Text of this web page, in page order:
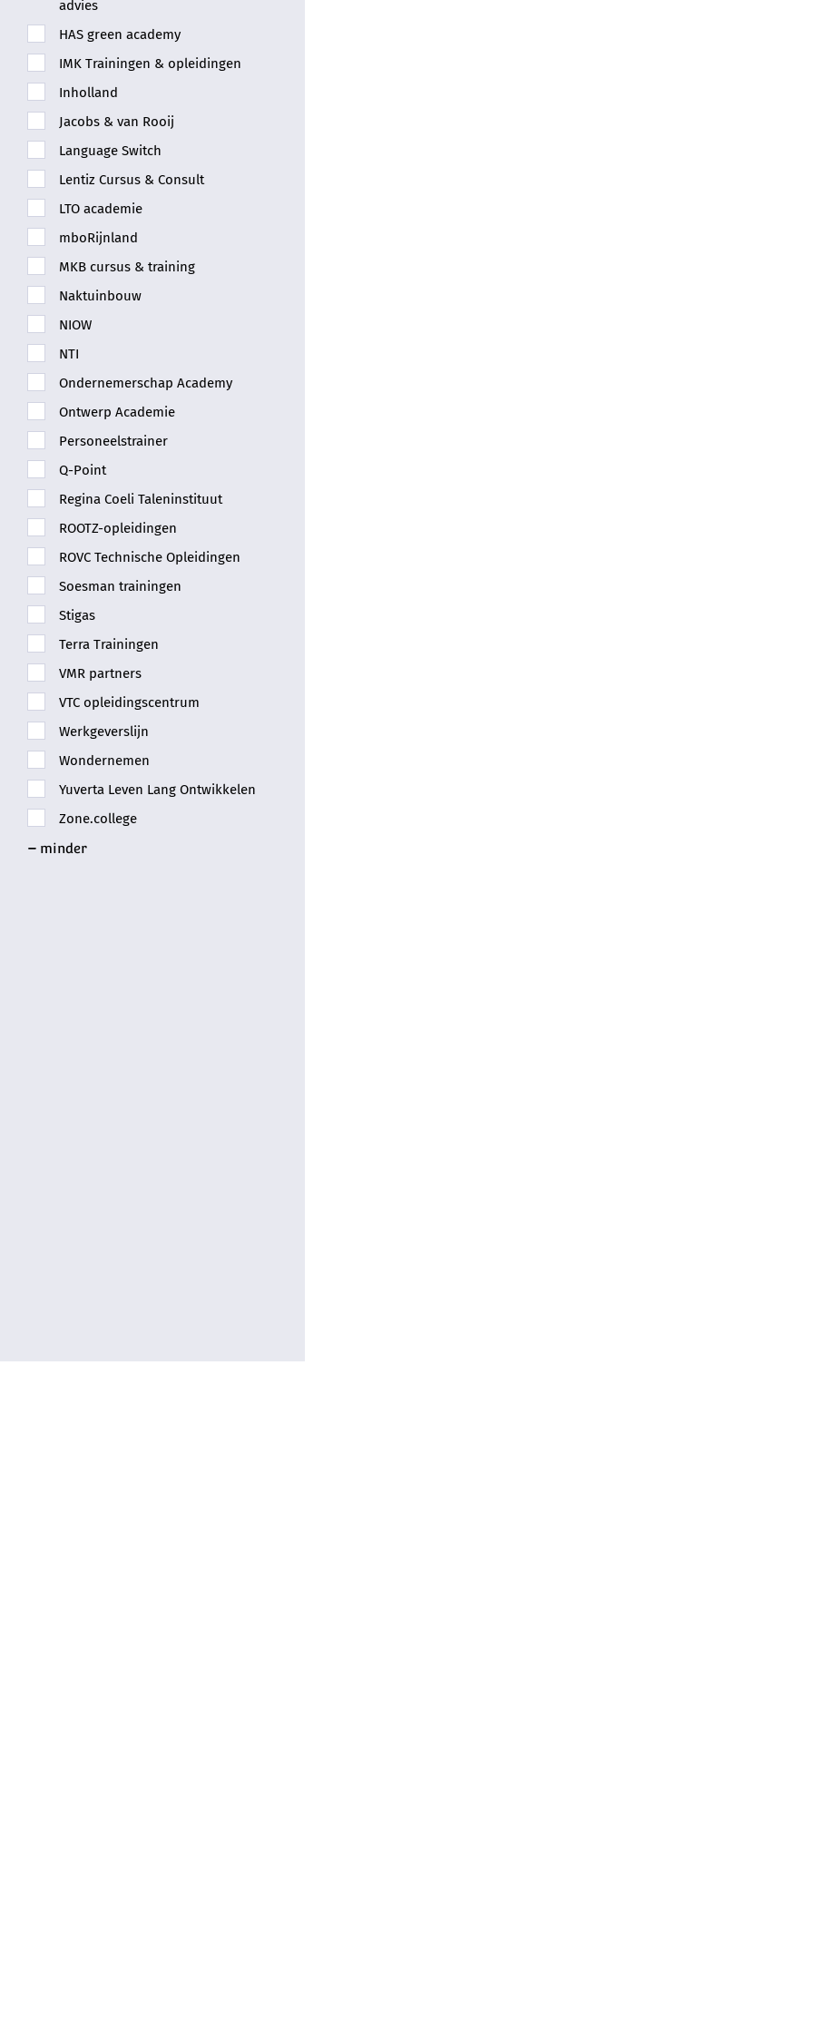
advies
HAS green academy
IMK Trainingen & opleidingen
Inholland
Jacobs & van Rooij
Language Switch
Lentiz Cursus & Consult
LTO academie
mboRijnland
MKB cursus & training
Naktuinbouw
NIOW
NTI
Ondernemerschap Academy
Ontwerp Academie
Personeelstrainer
Q-Point
Regina Coeli Taleninstituut
ROOTZ-opleidingen
ROVC Technische Opleidingen
Soesman trainingen
Stigas
Terra Trainingen
VMR partners
VTC opleidingscentrum
Werkgeverslijn
Wondernemen
Yuverta Leven Lang Ontwikkelen
Zone.college